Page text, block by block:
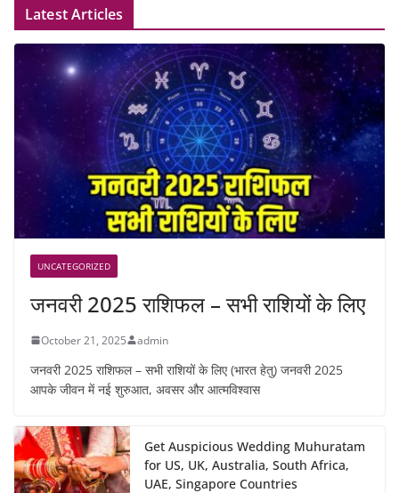
Latest Articles
UNCATEGORIZED
जनवरी 2025 राशिफल – सभी राशियों के लिए
October 21, 2025 admin
जनवरी 2025 राशिफल – सभी राशियों के लिए (भारत हेतु) जनवरी 2025
आपके जीवन में नई शुरुआत, अवसर और आत्मविश्वास
Get Auspicious Wedding Muhuratam
for US, UK, Australia, South Africa,
UAE, Singapore Countries